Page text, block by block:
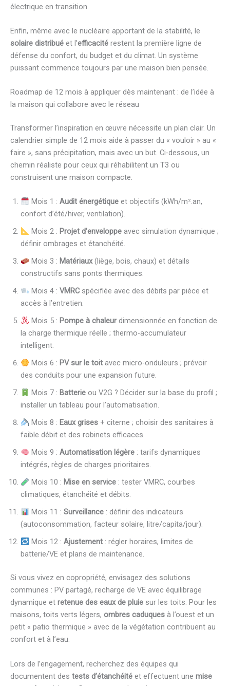
électrique en transition.
Enfin, même avec le nucléaire apportant de la stabilité, le
solaire distribué et l’efficacité restent la première ligne de
défense du confort, du budget et du climat. Un système
puissant commence toujours par une maison bien pensée.
Roadmap de 12 mois à appliquer dès maintenant : de l’idée à
la maison qui collabore avec le réseau
Transformer l’inspiration en œuvre nécessite un plan clair. Un
calendrier simple de 12 mois aide à passer du « vouloir » au «
faire », sans précipitation, mais avec un but. Ci-dessous, un
chemin réaliste pour ceux qui réhabilitent un T3 ou
construisent une maison compacte.
Mois 1 : Audit énergétiqueet objectifs (kWh/m².an,
confort d’été/hiver, ventilation).
Mois 2 : Projet d’enveloppeavec simulation dynamique ;
définir ombrages et étanchéité.
Mois 3 : Matériaux(liège, bois, chaux) et détails
constructifs sans ponts thermiques.
Mois 4 : VMRCspécifiée avec des débits par pièce et
accès à l’entretien.
Mois 5 : Pompe à chaleurdimensionnée en fonction de
la charge thermique réelle ; thermo-accumulateur
intelligent.
Mois 6 : PV sur le toitavec micro-onduleurs ; prévoir
des conduits pour une expansion future.
Mois 7 : Batterieou V2G ? Décider sur la base du profil ;
installer un tableau pour l’automatisation.
Mois 8 : Eaux grises+ citerne ; choisir des sanitaires à
faible débit et des robinets efficaces.
Mois 9 : Automatisation légère: tarifs dynamiques
intégrés, règles de charges prioritaires.
Mois 10 : Mise en service: tester VMRC, courbes
climatiques, étanchéité et débits.
Mois 11 : Surveillance: définir des indicateurs
(autoconsommation, facteur solaire, litre/capita/jour).
Mois 12 : Ajustement: régler horaires, limites de
batterie/VE et plans de maintenance.
Si vous vivez en copropriété, envisagez des solutions
communes : PV partagé, recharge de VE avec équilibrage
dynamique et retenue des eaux de pluie sur les toits. Pour les
maisons, toits verts légers, ombres caduques à l’ouest et un
petit « patio thermique » avec de la végétation contribuent au
confort et à l’eau.
Lors de l’engagement, recherchez des équipes qui
documentent des tests d’étanchéité et effectuent une mise